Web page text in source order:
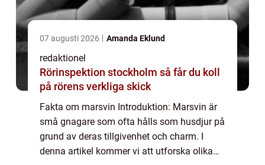
07 augusti 2026 Amanda Eklund
redaktionel
Rörinspektion stockholm så får du koll
på rörens verkliga skick
Fakta om marsvin Introduktion: Marsvin är
små gnagare som ofta hålls som husdjur på
grund av deras tillgivenhet och charm. I
denna artikel kommer vi att utforska olika